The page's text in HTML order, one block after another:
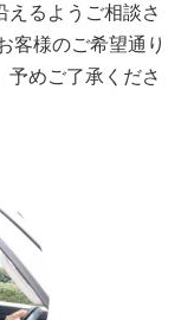
えるようご相談さ
客様のご希望通り
予めご了承くださ